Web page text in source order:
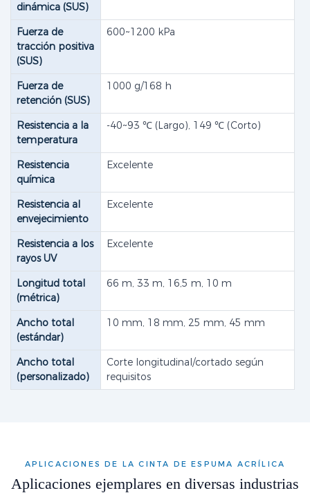
dinámica (SUS)
Fuerza de
tracción positiva
(SUS)
600~1200 kPa
Fuerza de
retención (SUS)
1000 g/168 h
Resistencia a la
temperatura
-40~93 ​​℃ (Largo), 149 ℃ (Corto)
Resistencia
química
Excelente
Resistencia al
envejecimiento
Excelente
Resistencia a los
rayos UV
Excelente
Longitud total
(métrica)
66 m, 33 m, 16,5 m, 10 m
Ancho total
(estándar)
10 mm, 18 mm, 25 mm, 45 mm
Ancho total
(personalizado)
Corte longitudinal/cortado según
requisitos
APLICACIONES DE LA CINTA DE ESPUMA ACRÍLICA
Aplicaciones ejemplares en diversas industrias